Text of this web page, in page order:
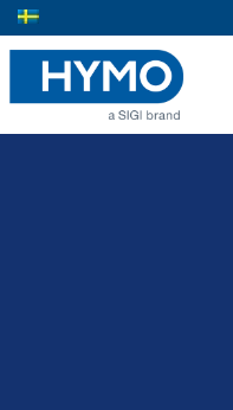
Skip
content